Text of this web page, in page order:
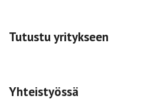
Tutustu yritykseen
Yhteistyössä